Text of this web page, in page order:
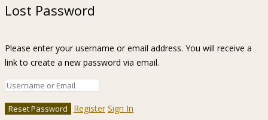
Lost Password
Please enter your username or email address. You will receive a
link to create a new password via email.
Register Sign In